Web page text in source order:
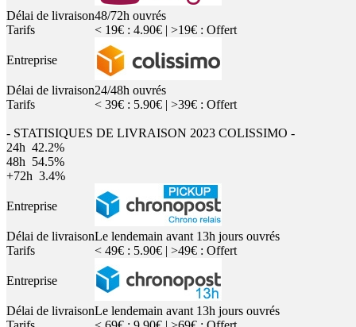
Délai de livraison48/72h ouvrés
Tarifs
< 19€ : 4.90€ | >19€ : Offert
Entreprise
Délai de livraison24/48h ouvrés
Tarifs
< 39€ : 5.90€ | >39€ : Offert
- STATISIQUES DE LIVRAISON 2023 COLISSIMO -
24h 42.2%
48h 54.5%
+72h 3.4%
Entreprise
Délai de livraisonLe lendemain avant 13h jours ouvrés
Tarifs
< 49€ : 5.90€ | >49€ : Offert
Entreprise
Délai de livraisonLe lendemain avant 13h jours ouvrés